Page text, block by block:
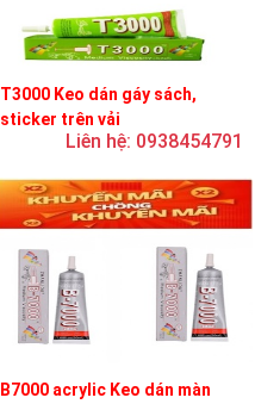
T3000 Keo dán gáy sách,
sticker trên vải
Liên hệ: 0938454791
B7000 acrylic Keo dán màn